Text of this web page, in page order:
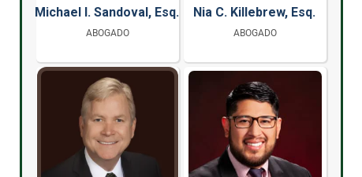
Michael I. Sandoval, Esq.
ABOGADO
Nia C. Killebrew, Esq.
ABOGADO